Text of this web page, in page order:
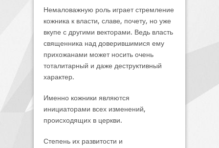
Немаловажную роль играет стремление
кожника к власти, славе, почету, но уже
вкупе с другими векторами. Ведь власть
священника над доверившимися ему
прихожанами может носить очень
тоталитарный и даже деструктивный
характер.
Именно кожники являются
инициаторами всех изменений,
происходящих в церкви.
Степень их развитости и